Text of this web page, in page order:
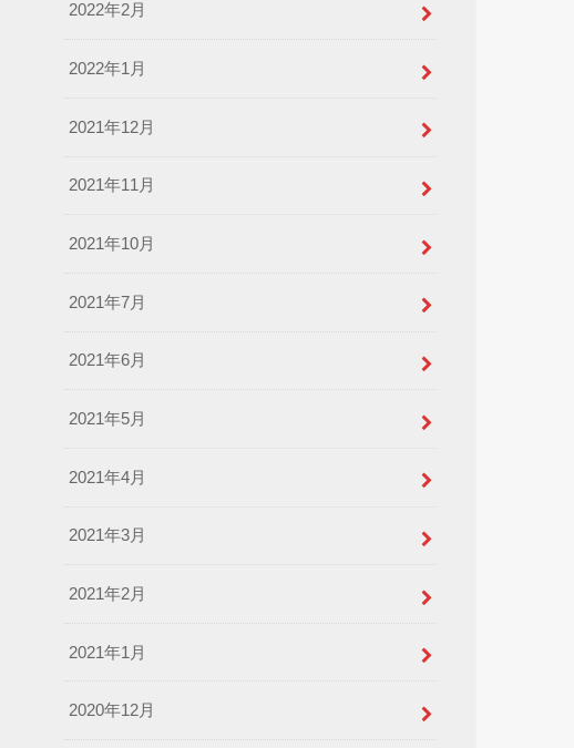
2022年2月
2022年1月
2021年12月
2021年11月
2021年10月
2021年7月
2021年6月
2021年5月
2021年4月
2021年3月
2021年2月
2021年1月
2020年12月